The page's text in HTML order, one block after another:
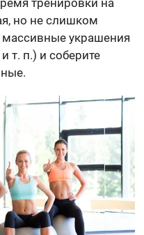
тренировки на
но не слишком
украшения
т. п.) и соберите